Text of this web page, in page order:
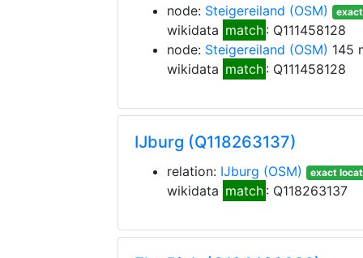
node: Steigereiland (OSM)
wikidata match : Q111458128
node: Steigereiland (OSM) 145
wikidata match : Q111458128
Ĳburg (Q118263137)
relation: IJburg (OSM) exact
wikidata match : Q118263137